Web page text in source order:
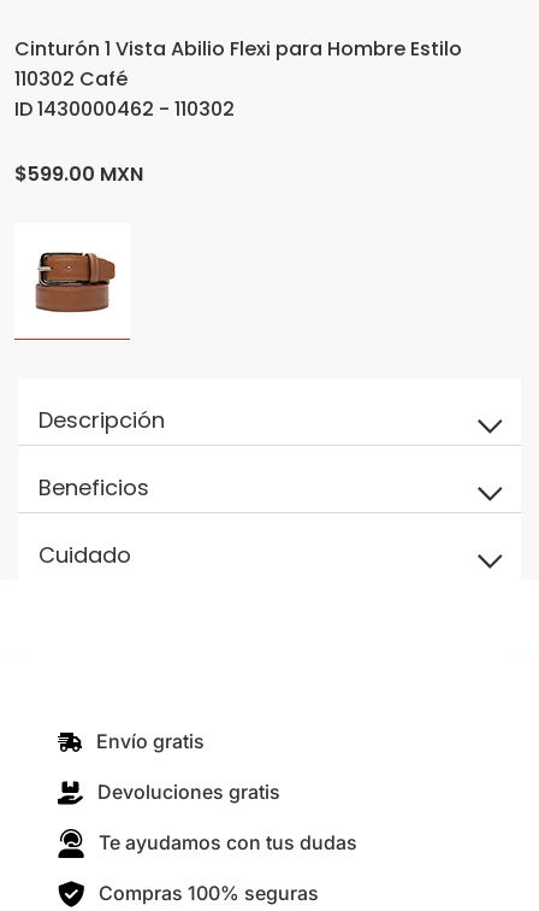
Cinturón 1 Vista Abilio Flexi para Hombre Estilo
110302 Café
ID 1430000462 - 110302
$599.00 MXN
Descripción
Beneficios
Cuidado
Envío gratis
Devoluciones gratis
Te ayudamos con tus dudas
Compras 100% seguras